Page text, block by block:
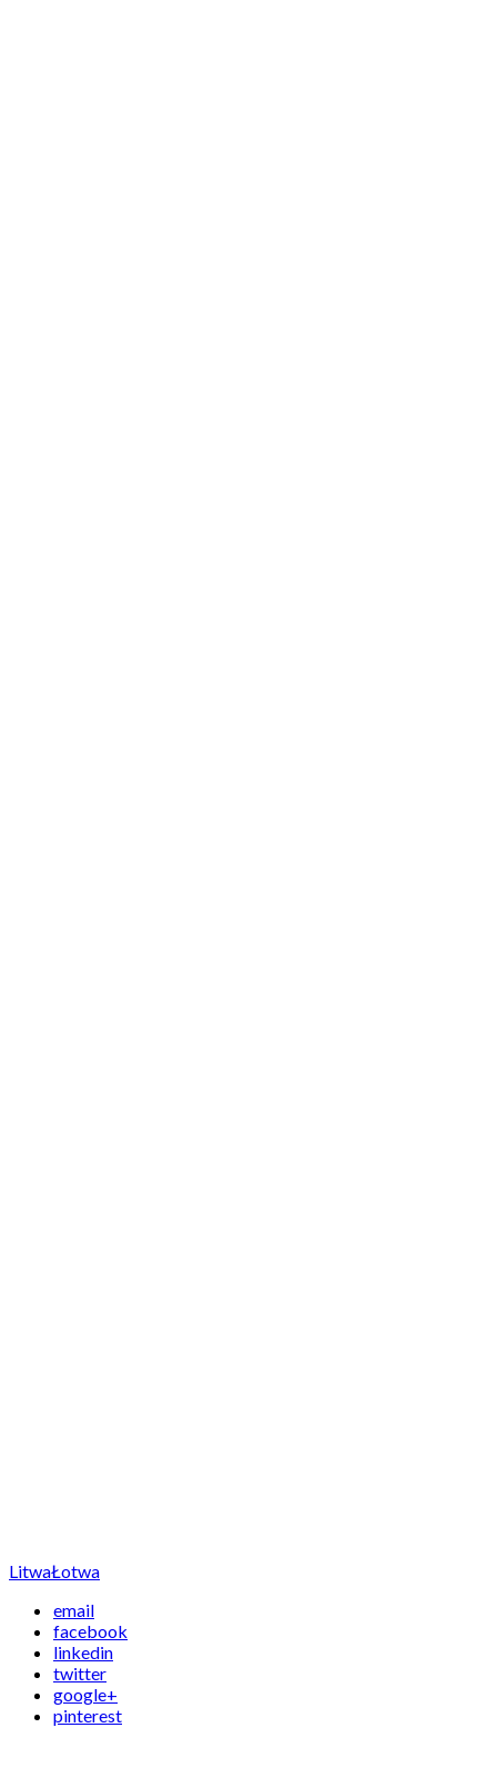
LitwaŁotwa
email
facebook
linkedin
twitter
google+
pinterest